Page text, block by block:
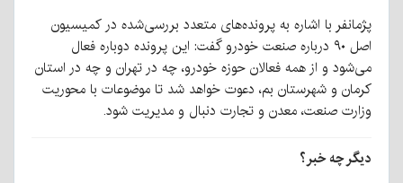
پژمانفر با اشاره به پرونده‌های متعدد بررسی‌شده در کمیسیون
اصل ۹۰ درباره صنعت خودرو گفت: این پرونده دوباره فعال
می‌شود و از همه فعالان حوزه خودرو، چه در تهران و چه در استان
کرمان و شهرستان بم، دعوت خواهد شد تا موضوعات با محوریت
وزارت صنعت، معدن و تجارت دنبال و مدیریت شود.
دیگر چه خبر؟